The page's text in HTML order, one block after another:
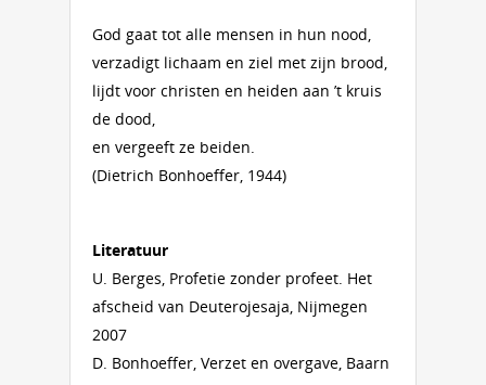
God gaat tot alle mensen in hun nood,
verzadigt lichaam en ziel met zijn brood,
lijdt voor christen en heiden aan ’t kruis
de dood,
en vergeeft ze beiden.
(Dietrich Bonhoeffer, 1944)
Literatuur
U. Berges, Profetie zonder profeet. Het
afscheid van Deuterojesaja, Nijmegen
2007
D. Bonhoeffer, Verzet en overgave, Baarn